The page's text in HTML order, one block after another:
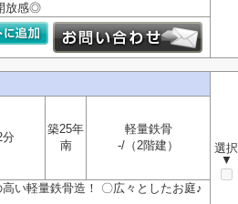
放感◎
選択
▼
分
築25年
南
軽量鉄骨
-/（2階建）
い軽量鉄骨造！ 〇広々としたお庭♪